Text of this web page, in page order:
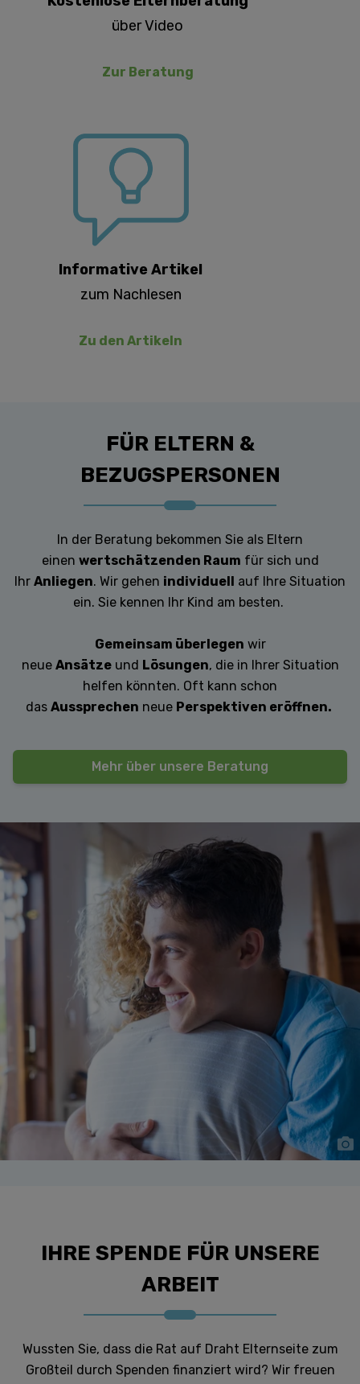
über Video
Zur Beratung
Informative Artikel
zum Nachlesen
Zu den Artikeln
FÜR ELTERN &
BEZUGSPERSONEN
In der Beratung bekommen Sie als Eltern
einen wertschätzenden Raum für sich und
Ihr Anliegen. Wir gehen individuell auf Ihre Situation
ein. Sie kennen Ihr Kind am besten.
Gemeinsam überlegen wir
neue Ansätzeund Lösungen, die in Ihrer Situation
helfen könnten. Oft kann schon
das Aussprechen neue Perspektiven eröffnen.
Mehr über unsere Beratung
IHRE SPENDE FÜR UNSERE
ARBEIT
Wussten Sie, dass die Rat auf Draht Elternseite zum
Großteil durch Spenden finanziert wird? Wir freuen